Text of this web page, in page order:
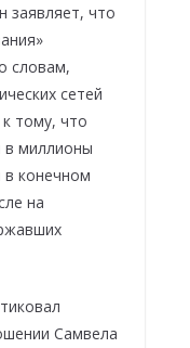
заявляет, что
словам,
сетей
тому, что
в миллионы
конечном
на
Самвела